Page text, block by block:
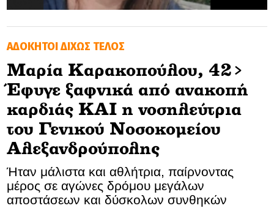
SOOZIE’S FRIENDS
CULTURE
TASTELAND
TECH
HEALTH
MEDIALAND
ΑΔΟΚΗΤΟΙ ΔΙΧΩΣ ΤΕΛΟΣ
Μαρία Καρακοπούλου, 42>
Έφυγε ξαφνικά από ανακοπή
καρδιάς KAI η νοσηλεύτρια
του Γενικού Νοσοκομείου
Αλεξανδρούπολης
Ήταν μάλιστα και αθλήτρια, παίρνοντας
μέρος σε αγώνες δρόμου μεγάλων
αποστάσεων και δύσκολων συνθηκών